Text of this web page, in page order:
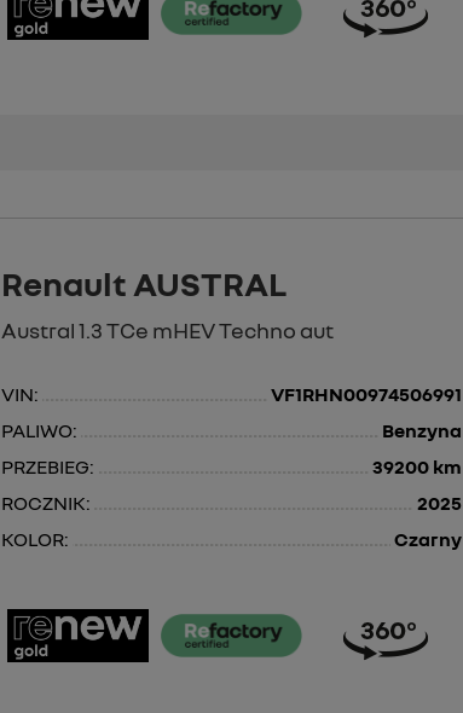
Renault AUSTRAL
Austral 1.3 TCe mHEV Techno aut
VIN:
VF1RHN00974506991
PALIWO:
Benzyna
PRZEBIEG:
39200 km
ROCZNIK:
2025
KOLOR:
Czarny